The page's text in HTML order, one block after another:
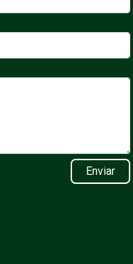
Enviar